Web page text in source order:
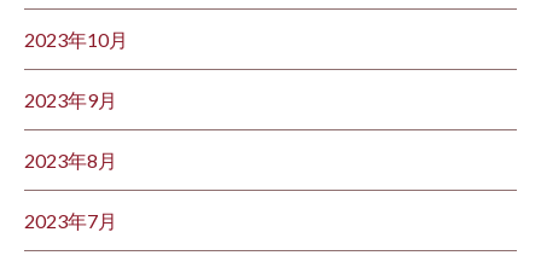
2023年10月
2023年9月
2023年8月
2023年7月